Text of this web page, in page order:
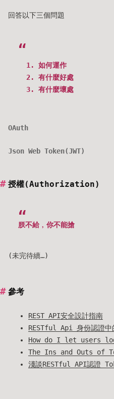
回答以下三個問題
如何運作
有什麼好處
有什麼壞處
OAuth
Json Web Token(JWT)
授權(Authorization)
朕不給﹐你不能搶
(未完待續…)
參考
REST API安全設計指南
RESTful Api 身份認證中
How do I let users
The Ins and Outs of
淺談RESTful API認證